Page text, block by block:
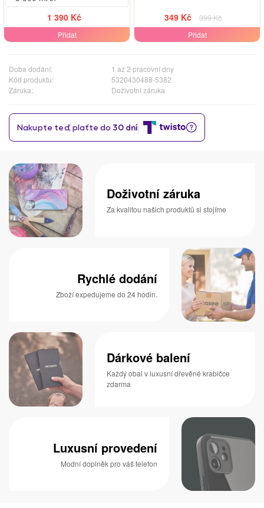
1 390 Kč
Přidat
349 Kč
399 Kč
Přidat
Doba dodání:
1 až 2 pracovní dny
Kód produktu:
5320430488-5382
Záruka:
Doživotní záruka
Doživotní záruka
Za kvalitou našich produktů si stojíme
Rychlé dodání
Zboží expedujeme do 24 hodin.
Dárkové balení
Každý obal v luxusní dřevěné krabičce
zdarma
Luxusní provedení
Modní doplněk pro váš telefon